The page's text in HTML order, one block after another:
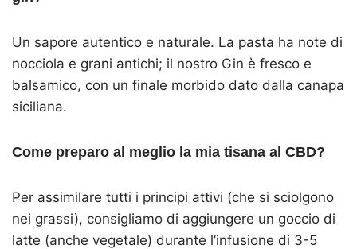
Un sapore autentico e naturale. La pasta ha note di
nocciola e grani antichi; il nostro Gin è fresco e
balsamico, con un finale morbido dato dalla canapa
siciliana.
Come preparo al meglio la mia tisana al CBD?
Per assimilare tutti i principi attivi (che si sciolgono
nei grassi), consigliamo di aggiungere un goccio di
latte (anche vegetale) durante l’infusione di 3-5